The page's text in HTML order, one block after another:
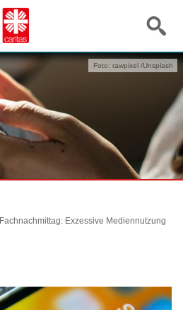
Foto: rawpixel /Unsplash
Fachnachmittag: Exzessive Mediennutzung